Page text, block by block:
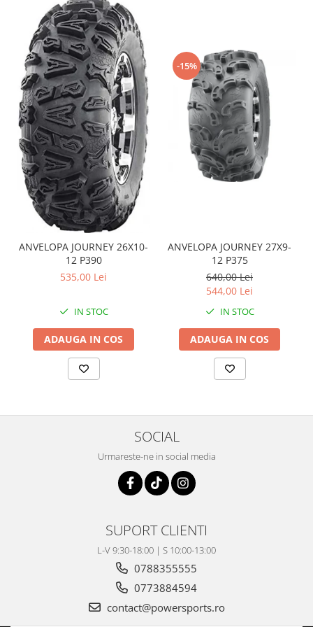
Sistem de Frânare
Discuri
Etriere
Placute
Pompe
Repartitoare
Suspensie & Direcție
Amortizor
Bieleta
Brate
Bucsi
Burduf
Butuci
Cabluri comenzi
Capete Bara
Coloana directie
Culbutor admisie
Fuzete
Alimentare, Admisie & Evacuare
ANVELOPA JOURNEY 26X10-
12 P390
535,00 Lei
IN STOC
ADAUGA IN COS
-15%
ANVELOPA JOURNEY 27X9-
12 P375
640,00 Lei
544,00 Lei
IN STOC
ADAUGA IN COS
SOCIAL
Urmareste-ne in social media
SUPORT CLIENTI
L-V 9:30-18:00 | S 10:00-13:00
0788355555
0773884594
contact@powersports.ro